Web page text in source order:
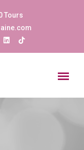
Tours